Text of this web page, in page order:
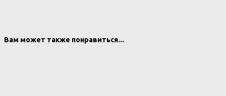
Вам может также понравиться...